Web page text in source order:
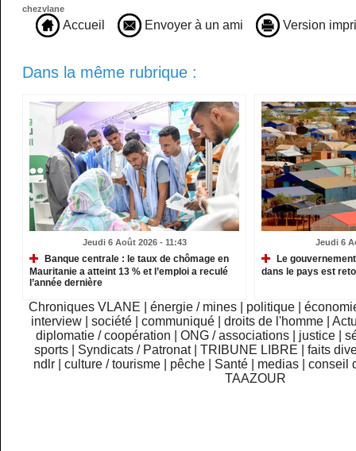
chezvlane
Accueil Envoyer à un ami Version
Dans la même rubrique :
Jeudi 6 Août 2026 - 11:43
Banque centrale : le taux de chômage en
Mauritanie a atteint 13 % et l’emploi a reculé
l’année dernière
Jeudi 6
Le
dans le pays est
Chroniques VLANE énergie / mines politique
interview
|société |communiqué |droits de l'homme |
diplomatie / coopération
ONG / associations justice
sports
Syndicats / Patronat TRIBUNE LIBRE
faits
ndlr
|culture / tourisme pêche Santé medias |conseil
TAAZOUR